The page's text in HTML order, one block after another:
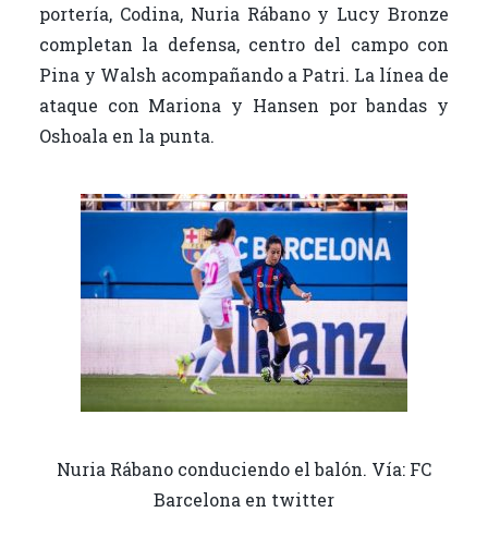
portería, Codina, Nuria Rábano y Lucy Bronze
completan la defensa, centro del campo con
Pina y Walsh acompañando a Patri. La línea de
ataque con Mariona y Hansen por bandas y
Oshoala en la punta.
Nuria Rábano conduciendo el balón. Vía: FC
Barcelona en twitter